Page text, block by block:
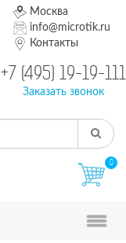
Москва
info@microtik.ru
Контакты
+7 (495) 19-19-111
Заказать звонок
0